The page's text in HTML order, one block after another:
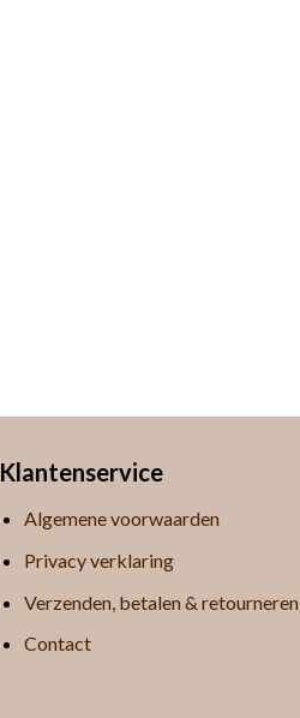
Klantenservice
Algemene voorwaarden
Privacy verklaring
Verzenden, betalen & retourneren
Contact